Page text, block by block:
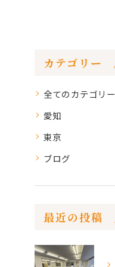
カテゴリー
全てのカテゴリー
愛知
東京
ブログ
最近の投稿